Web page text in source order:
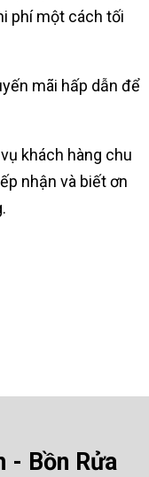
phí một cách tối
mãi hấp dẫn để
khách hàng chu
nhận và biết ơn
- Bồn Rửa